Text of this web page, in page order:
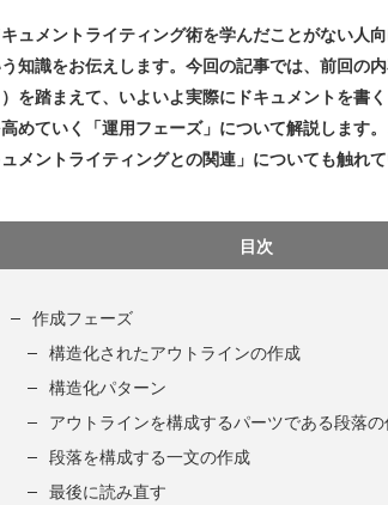
ュメントライティング術を学んだことがない人
知識をお伝えします。今回の記事では、前回の
）を踏まえて、いよいよ実際にドキュメントを書
めていく「運用フェーズ」について解説します
メントライティングとの関連」についても触れて
目次
作成フェーズ
構造化されたアウトラインの作成
構造化パターン
アウトラインを構成するパーツである段落
段落を構成する一文の作成
最後に読み直す